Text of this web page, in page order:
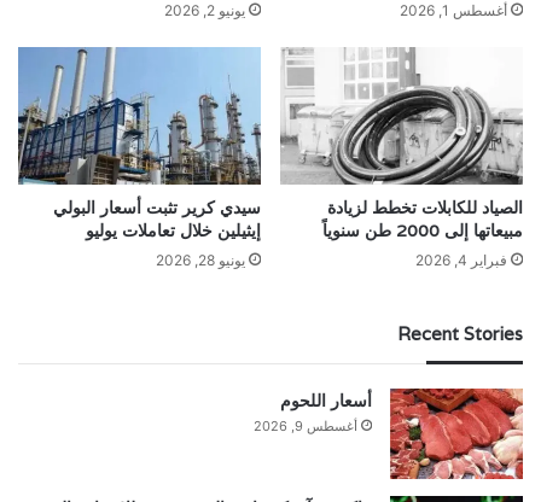
أغسطس 1, 2026 يونيو 2, 2026
الصياد للكابلات تخطط لزيادة
مبيعاتها إلى 2000 طن سنوياً
فبراير 4, 2026
سيدي كرير تثبت أسعار البولي
إيثيلين خلال تعاملات يوليو
يونيو 28, 2026
Recent Stories
أسعار اللحوم
أغسطس 9, 2026